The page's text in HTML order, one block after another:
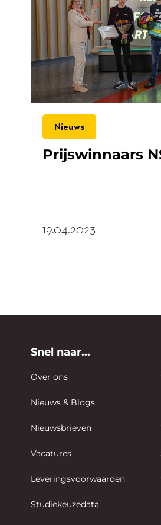
Nieuws
Prijswinnaars
19.04.2023
Snel naar...
Over ons
Nieuws & Blogs
Nieuwsbrieven
Vacatures
Leveringsvoorwaarden
Studiekeuzedata